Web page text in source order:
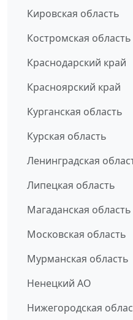
Кировская область
Костромская область
Краснодарский край
Красноярский край
Курганская область
Курская область
Ленинградская
Липецкая область
Магаданская область
Московская область
Мурманская область
Ненецкий АО
Нижегородская